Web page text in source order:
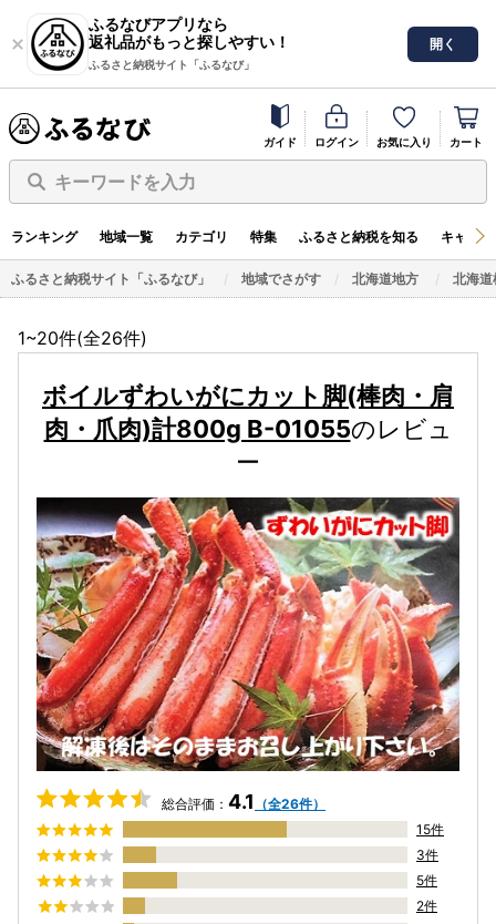
ふるなびアプリなら
返礼品がもっと探しやすい！
ふるさと納税サイト「ふるなび」
開く
ガイド ログイン お気に入り カート
キーワードを入力
ランキング 地域一覧 カテゴリ 特集 ふるさと納税を知る キャン
ふるさと納税サイト「ふるなび」 地域でさがす 北海道地方 北海道
1~20件(全26件)
ボイルずわいがにカット脚(棒肉・肩
肉・爪肉)計800g B-01055のレビュ
ー
総合評価： 4.1 （全26件）
15件
3件
5件
2件